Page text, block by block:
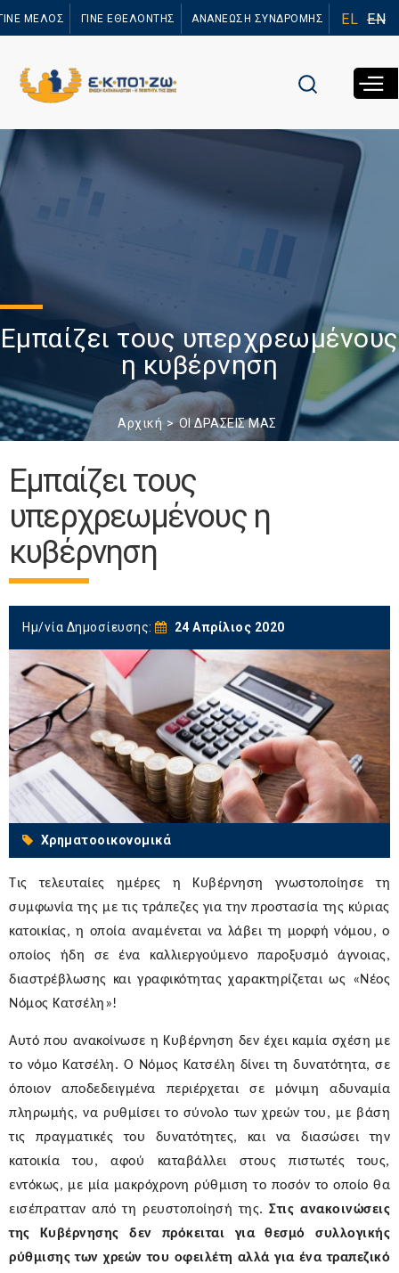
προς το
ΜΕΛΟΣ ΓΙΝΕ ΕΘΕΛΟΝΤΗΣ ΑΝΑΝΕΩΣΗ ΣΥΝΔΡΟΜΗΣ EL EN
Εμπαίζει τους υπερχρεωμένους
η κυβέρνηση
Αρχική ΟΙ ΔΡΑΣΕΙΣ ΜΑΣ
Εμπαίζει τους
υπερχρεωμένους η
κυβέρνηση
Ημ/νία Δημοσίευσης: 24 Απρίλιος 2020
Χρηματοοικονομικά
Τις τελευταίες ημέρες η Κυβέρνηση γνωστοποίησε τη
συμφωνία της με τις τράπεζες για την προστασία της κύριας
κατοικίας, η οποία αναμένεται να λάβει τη μορφή νόμου, ο
οποίος ήδη σε ένα καλλιεργούμενο παροξυσμό άγνοιας,
διαστρέβλωσης και γραφικότητας χαρακτηρίζεται ως «Νέος
Νόμος Κατσέλη»!
Αυτό που ανακοίνωσε η Κυβέρνηση δεν έχει καμία σχέση με
το νόμο Κατσέλη. Ο Νόμος Κατσέλη δίνει τη δυνατότητα, σε
όποιον αποδεδειγμένα περιέρχεται σε μόνιμη αδυναμία
πληρωμής, να ρυθμίσει το σύνολο των χρεών του, με βάση
τις πραγματικές του δυνατότητες, και να διασώσει την
κατοικία του, αφού καταβάλλει στους πιστωτές τους,
εντόκως, με μία μακρόχρονη ρύθμιση το ποσόν το οποίο θα
εισέπρατταν από τη ρευστοποίησή της.Στις ανακοινώσεις
της Κυβέρνησης
δεν πρόκειται για θεσμό συλλογικής
ρύθμισης των χρεών του οφειλέτη αλλά για ένα τραπεζικό